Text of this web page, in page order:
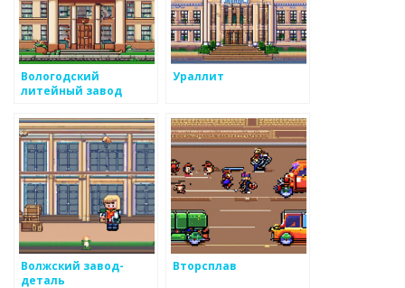
Вологодский
литейный завод
Ураллит
Волжский завод-
деталь
Вторсплав